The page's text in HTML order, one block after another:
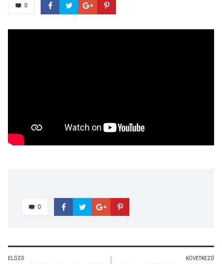
0
0
ELŐZŐ KÖVETKEZŐ